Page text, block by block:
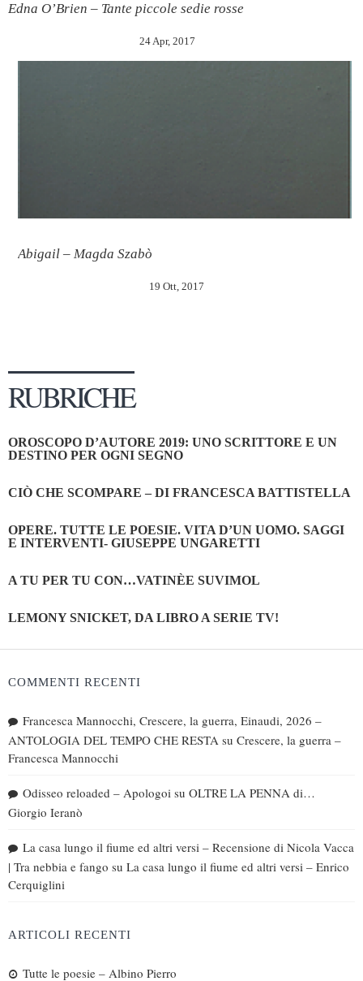
Edna O’Brien – Tante piccole sedie rosse
24 Apr, 2017
Abigail – Magda Szabò
19 Ott, 2017
RUBRICHE
OROSCOPO D’AUTORE 2019: UNO SCRITTORE E UN
DESTINO PER OGNI SEGNO
CIÒ CHE SCOMPARE – DI FRANCESCA BATTISTELLA
OPERE. TUTTE LE POESIE. VITA D’UN UOMO. SAGGI
E INTERVENTI- GIUSEPPE UNGARETTI
A TU PER TU CON…VATINÈE SUVIMOL
LEMONY SNICKET, DA LIBRO A SERIE TV!
COMMENTI RECENTI
Francesca Mannocchi, Crescere, la guerra, Einaudi, 2026 –
ANTOLOGIA DEL TEMPO CHE RESTA su Crescere, la guerra –
Francesca Mannocchi
Odisseo reloaded – Apologoi su OLTRE LA PENNA di…
Giorgio Ieranò
La casa lungo il fiume ed altri versi – Recensione di Nicola Vacca
| Tra nebbia e fango su La casa lungo il fiume ed altri versi – Enrico
Cerquiglini
ARTICOLI RECENTI
Tutte le poesie – Albino Pierro